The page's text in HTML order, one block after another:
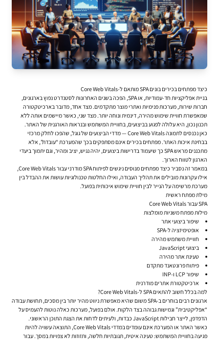
כיצד מפתחים בכירים בונים SPA מותאם ל-Core Web Vitals
בניית אפליקציות חד-עמודיות, או SPA, הפכה בשנים האחרונות לסטנדרט נפוץ בארגונים,
חברות שירות, מערכות פנימיות ואתרי מוצר מתקדמים. מצד אחד, מדובר בארכיטקטורה
שמאפשרת חוויית שימוש מהירה, דינמית ונוחה יותר. מצד שני, כאשר מיישמים אותה ללא
תכנון נכון, היא עלולה לפגוע בביצועים, בחוויית המשתמש ובנראות האורגנית של האתר.
כאן נכנסים לתמונה Core Web Vitals — מדדי הביצועים של גוגל, שהפכו לחלק מרכזי
בבחינת איכות האתר. מפתחים בכירים אינם מסתפקים בכך שהמערכת “עובדת”, אלא
מתכננים מראש SPA כך שיעמוד בדרישות ביצועים, יהיה נגיש, יציב ומהיר, וגם יתמוך ביעדי
הארגון לטווח הארוך.
במאמר זה נסביר כיצד מפתחים מנוסים ניגשים לפיתוח SPA מודרני עבור Core Web Vitals,
אילו עקרונות מובילים את תהליך העבודה, ואילו החלטות טכנולוגיות עושות את ההבדל בין
מערכת מרשימה על הנייר לבין חוויית שימוש איכותית בפועל.
מילת מפתח ראשית
SPA עבור Core Web Vitals
מילות מפתח משניות מומלצות
שיפור ביצועי אתר
אופטימיזציה ל-SPA
חוויית משתמש מהירה
ביצועי JavaScript
טעינת אתר מהירה
פיתוח פרונטאנד מתקדם
שיפור LCP ו-INP
ארכיטקטורת אתרים מודרנית
למה בכלל חשוב להתאים SPA ל-Core Web Vitals?
ארגונים רבים בוחרים ב-SPA משום שהיא מאפשרת ניווט מהיר יותר בין מסכים, תחושת עבודה
“אפליקטיבית” וגמישות גבוהה בצד הלקוח. אולם בפועל, מערכות כאלה נוטות להעמיס על
הדפדפן, לייצר חבילות JavaScript כבדות, ולעיתים לדחות את הצגת התוכן הראשוני.
כאשר האתר או המערכת אינם עומדים במדדי Core Web Vitals, התוצאה עשויה להיות
פגיעה בחוויית המשתמש: טעינה איטית, תגובתיות חלשה, ותזוזות לא צפויות במסך. עבור